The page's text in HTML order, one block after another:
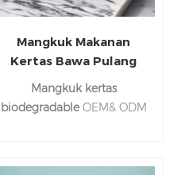
Mangkuk Makanan
Kertas Bawa Pulang
Kompos Untuk semua
jenis makanan
Mangkuk kertas
biodegradableOEM& ODM
dalam berbagai ukuran.